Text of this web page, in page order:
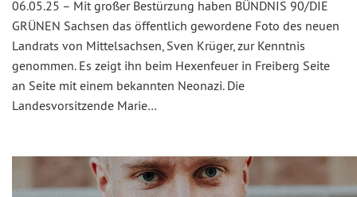
06.05.25 – Mit großer Bestürzung haben BÜNDNIS 90/DIE
GRÜNEN Sachsen das öffentlich gewordene Foto des neuen
Landrats von Mittelsachsen, Sven Krüger, zur Kenntnis
genommen. Es zeigt ihn beim Hexenfeuer in Freiberg Seite
an Seite mit einem bekannten Neonazi. Die
Landesvorsitzende Marie…